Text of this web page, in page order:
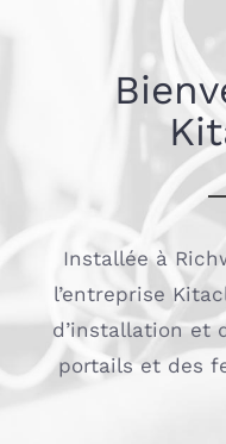
Installée à
l’entreprise
d’installation et
portails et des